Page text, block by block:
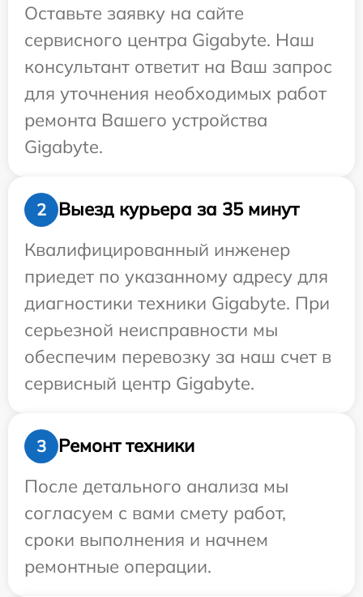
Оставьте заявку на сайте
сервисного центра Gigabyte. Наш
консультант ответит на Ваш запрос
для уточнения необходимых работ
ремонта Вашего устройства
Gigabyte.
2
Выезд курьера за 35 минут
Квалифицированный инженер
приедет по указанному адресу для
диагностики техники Gigabyte. При
серьезной неисправности мы
обеспечим перевозку за наш счет в
сервисный центр Gigabyte.
3
Ремонт техники
После детального анализа мы
согласуем с вами смету работ,
сроки выполнения и начнем
ремонтные операции.